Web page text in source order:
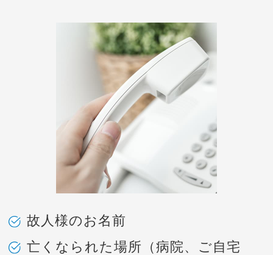
故人様のお名前
亡くなられた場所（病院、ご自宅